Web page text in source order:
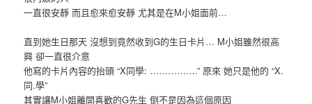
一直很安靜 而且愈來愈安靜 尤其是在M小姐面前…
直到她生日那天 沒想到竟然收到G的生日卡片… M小姐雖然很高
興 卻一直很介意
他寫的卡片內容的抬頭 “X同學: …………….” 原來 她只是他的 “X.
同.學”
其實讓M小姐離開喜歡的G先生 倒不是因為這個原因